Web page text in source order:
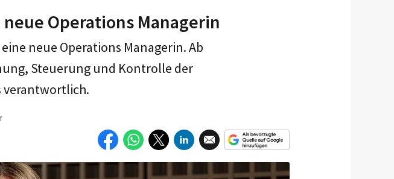
Operations Managerin
neue Operations Managerin. Ab
Steuerung und Kontrolle der
verantwortlich.